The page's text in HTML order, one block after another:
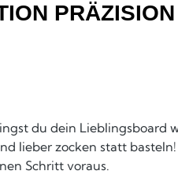
du dein Lieblingsboard
lieber zocken statt
Schritt voraus.